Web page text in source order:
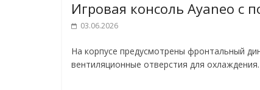
Игровая консоль Ayaneo с
03.06.2026
На корпусе предусмотрены фронтальный
вентиляционные отверстия для охлаждения.